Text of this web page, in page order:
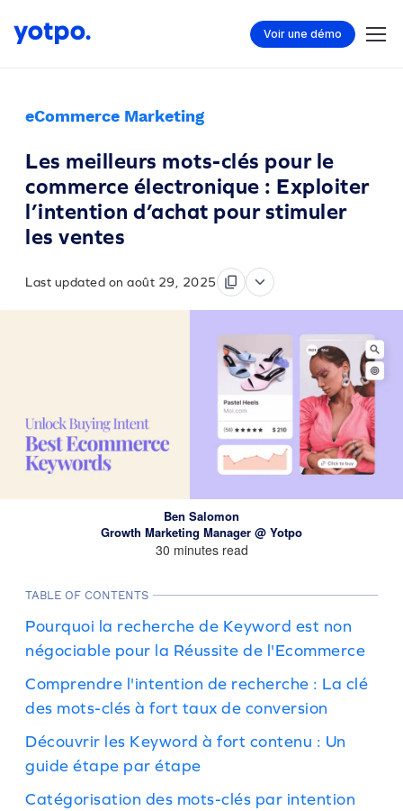
Voir une démo
eCommerce Marketing
Les meilleurs mots-clés pour le
commerce électronique : Exploiter
l’intention d’achat pour stimuler
les ventes
Last updated on août 29, 2025
Ben Salomon
Growth Marketing Manager @ Yotpo
30 minutes read
TABLE OF CONTENTS
Pourquoi la recherche de Keyword est non
négociable pour la Réussite de l'Ecommerce
Comprendre l'intention de recherche : La clé
des mots-clés à fort taux de conversion
Découvrir les Keyword à fort contenu : Un
guide étape par étape
Catégorisation des mots-clés par intention